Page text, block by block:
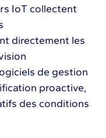
IoT collectent
directement les
de gestion
proactive,
des conditions